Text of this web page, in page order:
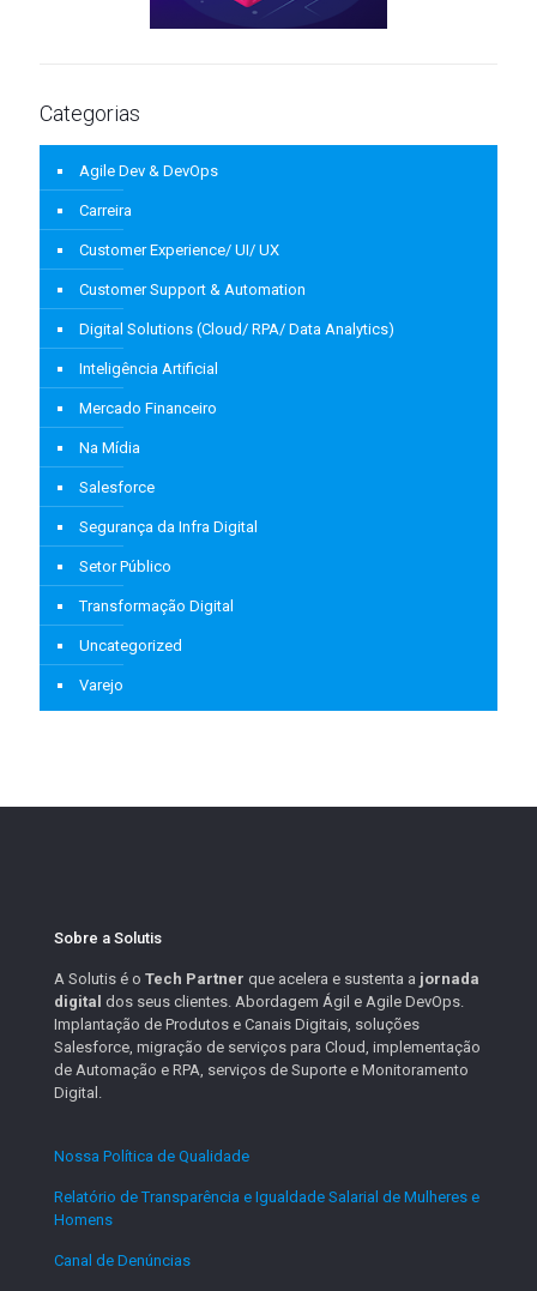
Categorias
Agile Dev & DevOps
Carreira
Customer Experience/ UI/ UX
Customer Support & Automation
Digital Solutions (Cloud/ RPA/ Data Analytics)
Inteligência Artificial
Mercado Financeiro
Na Mídia
Salesforce
Segurança da Infra Digital
Setor Público
Transformação Digital
Uncategorized
Varejo
Sobre a Solutis
A Solutis é o Tech Partner que acelera e sustenta a jornada
digital dos seus clientes. Abordagem Ágil e Agile DevOps.
Implantação de Produtos e Canais Digitais, soluções
Salesforce, migração de serviços para Cloud, implementação
de Automação e RPA, serviços de Suporte e Monitoramento
Digital.
Nossa Política de Qualidade
Relatório de Transparência e Igualdade Salarial de Mulheres e
Homens
Canal de Denúncias